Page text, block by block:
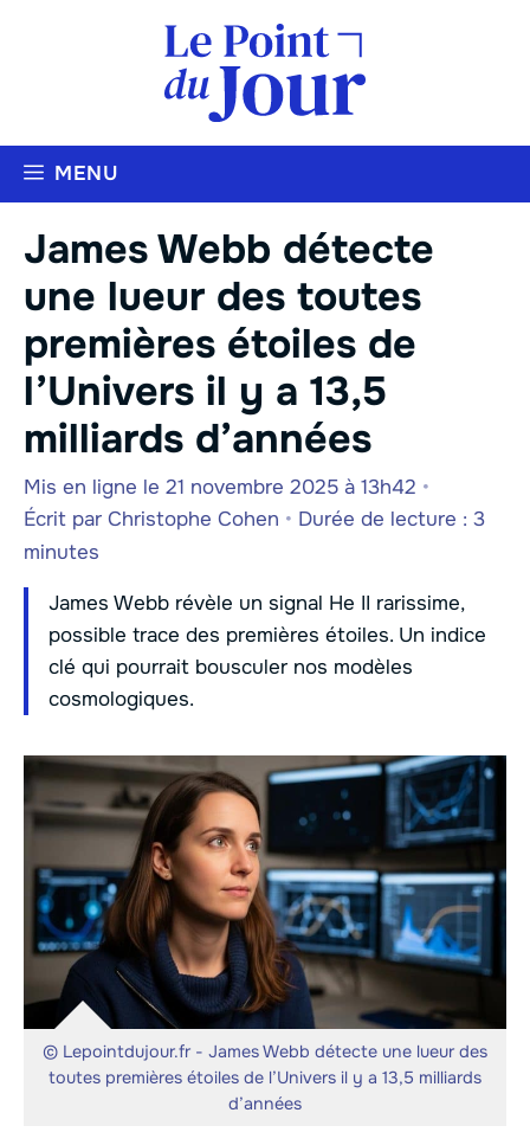
MENU
James Webb détecte
une lueur des toutes
premières étoiles de
l’Univers il y a 13,5
milliards d’années
Mis en ligne le 21 novembre 2025 à 13h42 •
Écrit par Christophe Cohen • Durée de lecture : 3
minutes
James Webb révèle un signal He II rarissime,
possible trace des premières étoiles. Un indice
clé qui pourrait bousculer nos modèles
cosmologiques.
© Lepointdujour.fr - James Webb détecte une lueur des
toutes premières étoiles de l’Univers il y a 13,5 milliards
d’années